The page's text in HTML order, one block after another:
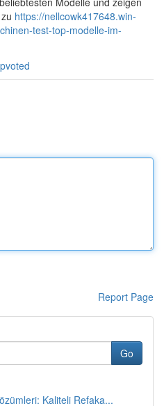
https://nellcowk417648.win-
test-top-modelle-im-
Report Page
Go
Kaliteli Refaka...